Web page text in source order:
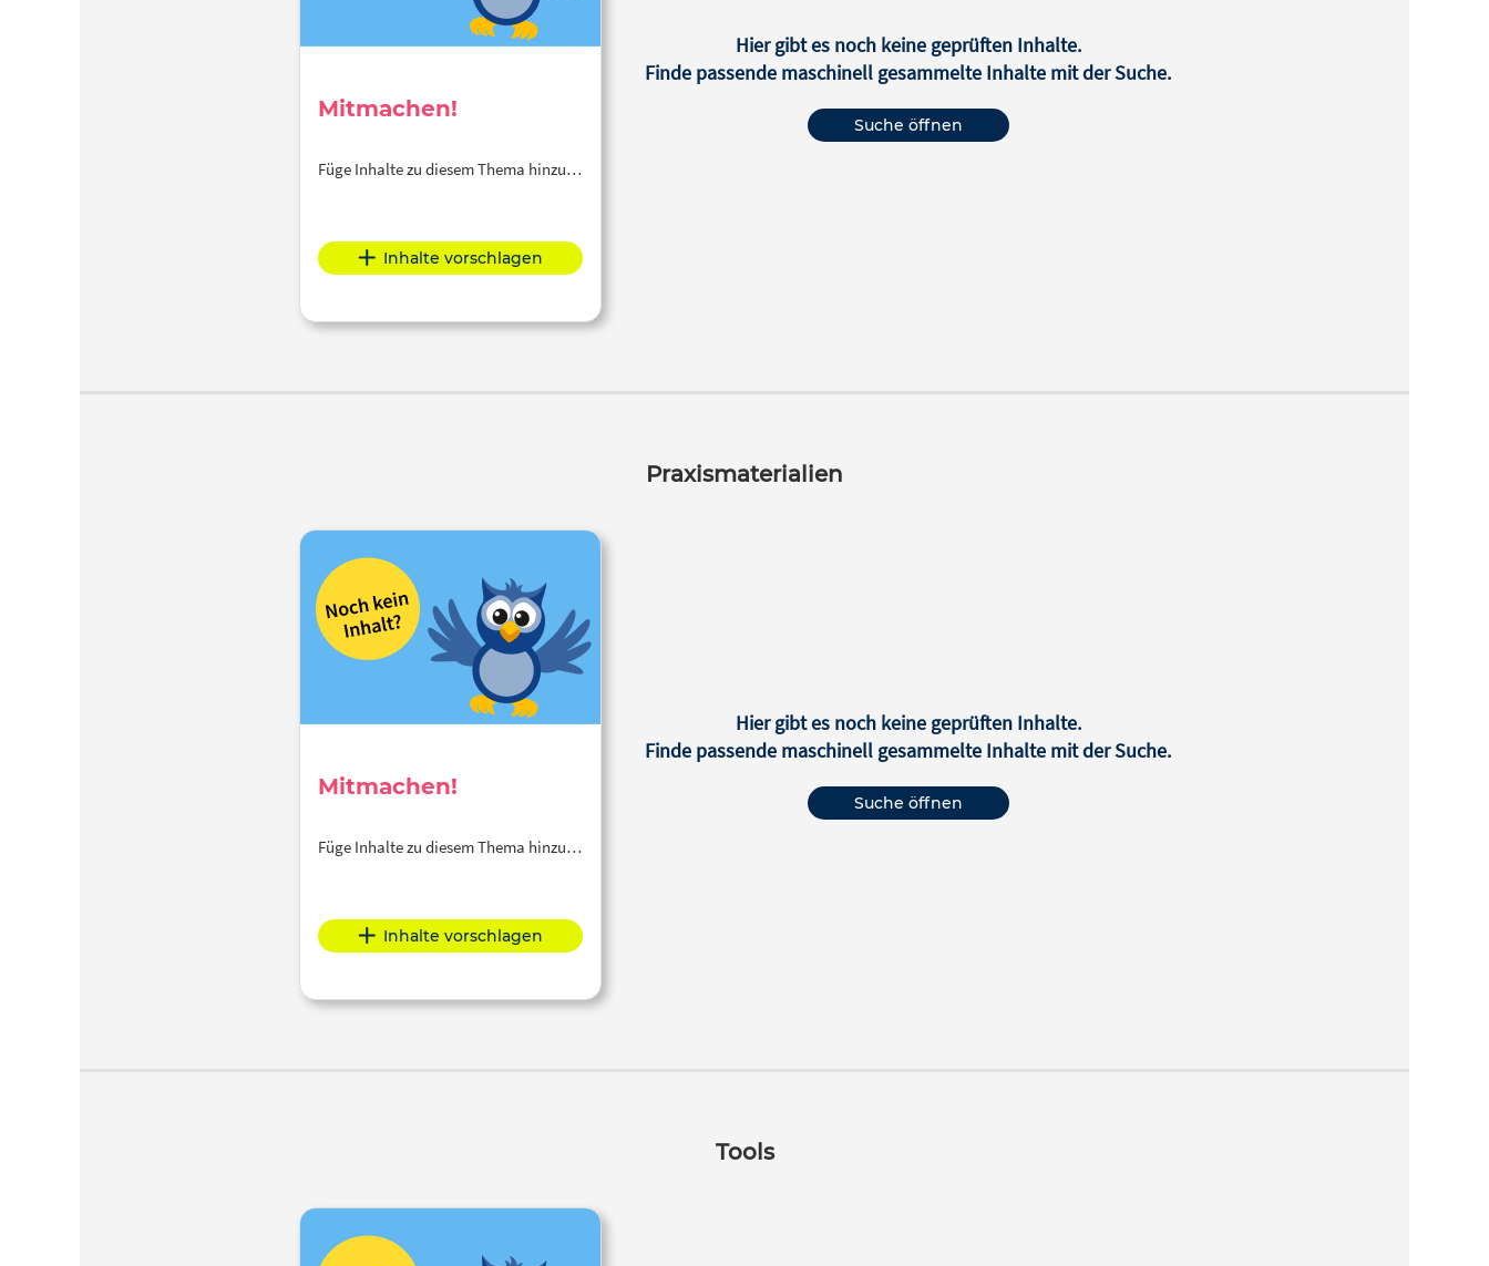
Mitmachen!
Füge Inhalte zu diesem Thema hinzu…
Inhalte vorschlagen
Hier gibt es noch keine geprüften Inhalte.
Finde passende maschinell gesammelte Inhalte mit der Suche.
Suche öffnen
Praxismaterialien
Mitmachen!
Füge Inhalte zu diesem Thema hinzu…
Inhalte vorschlagen
Hier gibt es noch keine geprüften Inhalte.
Finde passende maschinell gesammelte Inhalte mit der Suche.
Suche öffnen
Tools